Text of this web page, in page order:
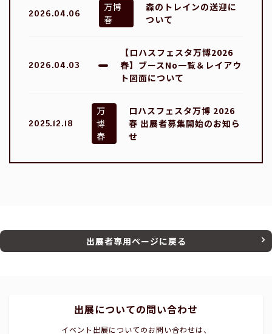
2026.04.06
万博
春
森のトレインの送迎に
ついて
2026.04.03
【ロハスフェスタ万博2026
春】ブースNo一覧＆レイアウ
ト図面について
2025.12.18
万
博
春
ロハスフェスタ万博 2026
春 出展者募集開始のお知ら
せ
出展者専用ページに戻る
出展についての問い合わせ
イベント出展についてのお問い合わせは、